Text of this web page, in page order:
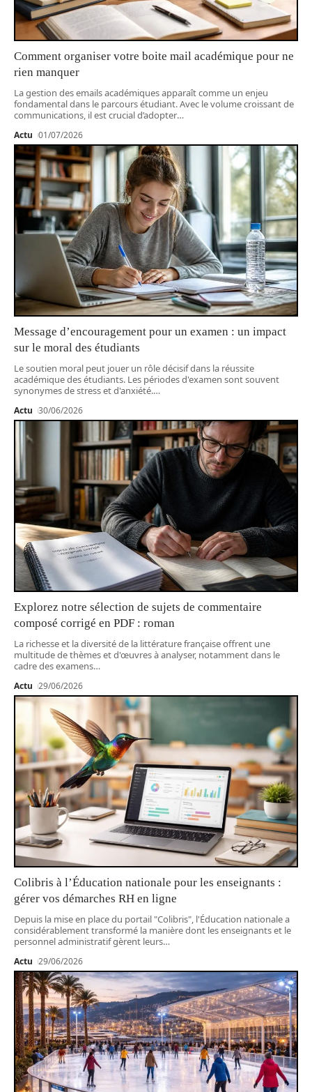
Comment organiser votre boite mail académique pour ne
rien manquer
La gestion des emails académiques apparaît comme un enjeu
fondamental dans le parcours étudiant. Avec le volume croissant de
communications, il est crucial d’adopter…
Actu 01/07/2026
Message d’encouragement pour un examen : un impact
sur le moral des étudiants
Le soutien moral peut jouer un rôle décisif dans la réussite
académique des étudiants. Les périodes d'examen sont souvent
synonymes de stress et d'anxiété.…
Actu 30/06/2026
Explorez notre sélection de sujets de commentaire
composé corrigé en PDF : roman
La richesse et la diversité de la littérature française offrent une
multitude de thèmes et d'œuvres à analyser, notamment dans le
cadre des examens…
Actu 29/06/2026
Colibris à l’Éducation nationale pour les enseignants :
gérer vos démarches RH en ligne
Depuis la mise en place du portail "Colibris", l'Éducation nationale a
considérablement transformé la manière dont les enseignants et le
personnel administratif gèrent leurs…
Actu 29/06/2026